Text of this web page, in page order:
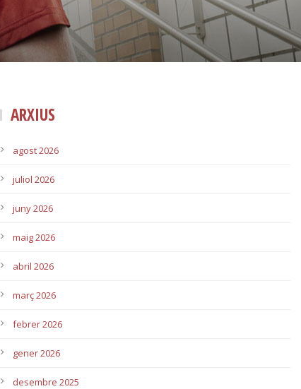
ARXIUS
agost 2026
juliol 2026
juny 2026
maig 2026
abril 2026
març 2026
febrer 2026
gener 2026
desembre 2025